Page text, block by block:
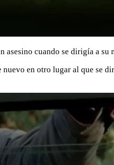
asesino cuando se dirigía a su
en otro lugar al que